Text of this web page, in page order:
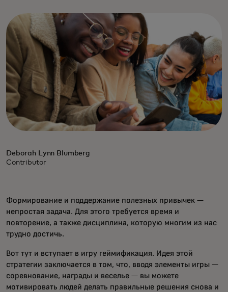
Deborah Lynn Blumberg
Contributor
Формирование и поддержание полезных привычек —
непростая задача. Для этого требуется время и
повторение, а также дисциплина, которую многим из нас
трудно достичь.
Вот тут и вступает в игру геймификация. Идея этой
стратегии заключается в том, что, вводя элементы игры —
соревнование, награды и веселье — вы можете
мотивировать людей делать правильные решения снова и